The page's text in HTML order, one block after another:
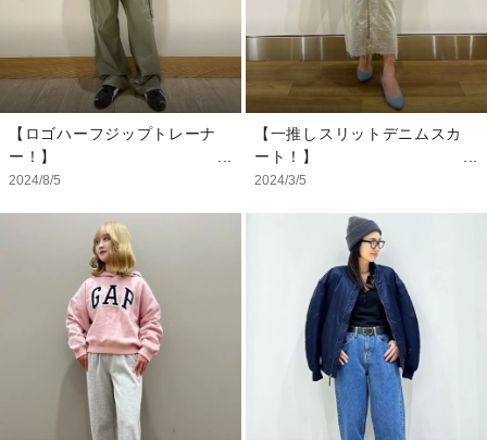
・ハット：S/M
た！もちろん女の子も◎ こ
の秋は大胆なアイテムを取り
入れて、いつもと違うコーデ
を楽しんでみてはいかがです
か？
【モデル着用サイズ】
(125cm)
インナー：130cm
ボトムス：130cm
キャップ：onesize(アダルト
アイテム着用)
【ロゴハーフジップトレーナ
ー！】
こちらは新作のロゴハーフジ
サイズ上げてオーバーサイズ
に着用してもかっこいいで
【スタッフ着用サイズ】
トレーナー：L
Ｔシャツ：L
ボトムス：S
2024/8/5
【一推しスリットデニムスカ
ート！】
春におすすめの淡い色のデニ
ているので足さばきも良いで
【スタッフ着用サイズ】
シャツ：XS
デニムジャケット：S
スカート：24
2024/3/5